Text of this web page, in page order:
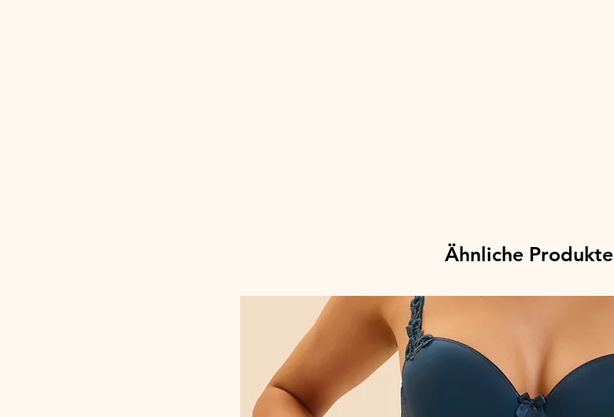
Ähnliche Produkte